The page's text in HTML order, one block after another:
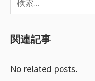
ー
ョ
ン
索:
関連記事
No related posts.